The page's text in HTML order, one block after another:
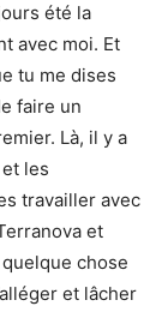
été la
avec moi. Et
tu me dises
faire un
Là, il y a
les
travailler avec
et
quelque chose
et lâcher